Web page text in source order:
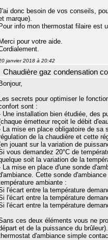
donc besoin de vos conseils,
marque).
Pour info mon thermostat filaire est
Merci pour votre aide.
janvier 2018 à 20:42
Chaudière gaz condensation
Bonjour,
Les secrets pour optimiser le
sont :
Une installation bien étudiée, des
émetteur reçoit le débit
La mise en place obligatoire de sa
de la chaudière et cette
jouant sur la variation de
vous demandez 20°C de
soit la variation de la
La mise en place d'une sonde
Cette sonde
ambiante :
l'écart entre la température
l'écart entre la température
l'écart entre la température
ces deux éléments vous ne
et de la puissance du
d'ambiance simple